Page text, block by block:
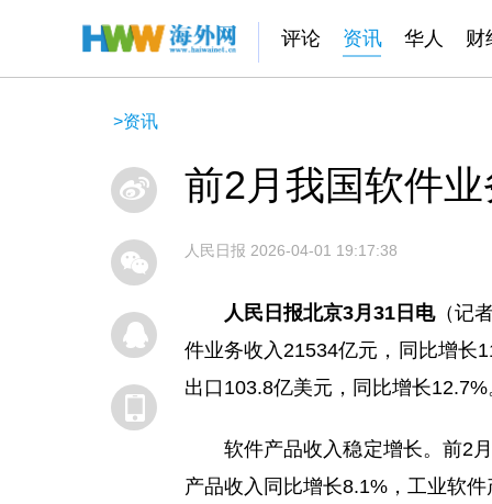
评论 资讯 华人 财
>资讯
前2月我国软件
人民日报 2026-04-01 19:17:38
人民日报北京3月31日电（记
件业务收入21534亿元，同比增长
出口103.8亿美元，同比增长12.7%
软件产品收入稳定增长。前2
产品收入同比增长8.1%，工业软